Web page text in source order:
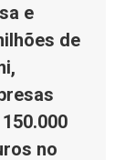
e
de
no